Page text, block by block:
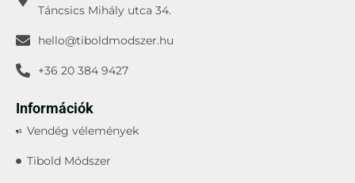
Táncsics Mihály utca 34.
hello@tiboldmodszer.hu
+36 20 384 9427
Információk
Vendég vélemények
Tibold Módszer